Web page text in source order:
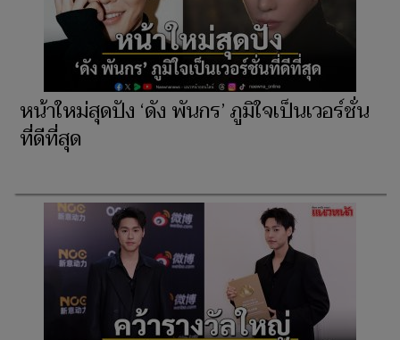
หน้าใหม่สุดปัง ‘ดัง พันกร’ ภูมิใจเป็นเวอร์ชั่น
ที่ดีที่สุด